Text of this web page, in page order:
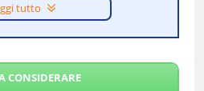
tutto
CONSIDERARE